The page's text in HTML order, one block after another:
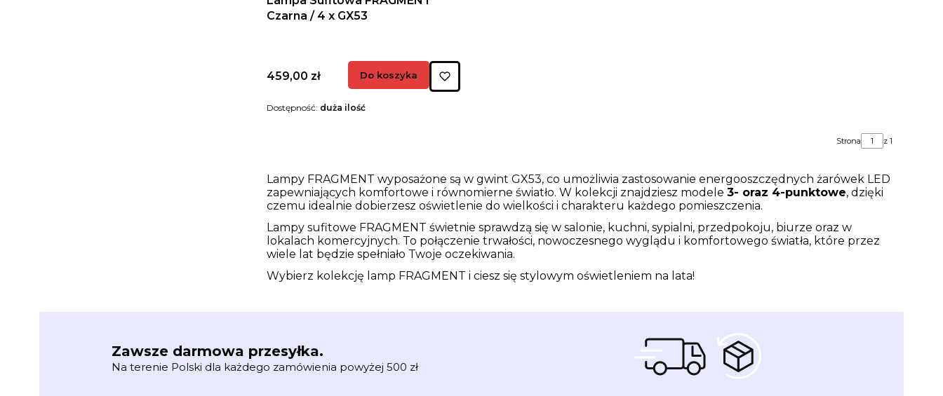
Czarna / 4 x GX53
Cena
459,00 zł Do koszyka
Dostępność: duża ilość
Strona z 1
Lampy FRAGMENT wyposażone są w gwint GX53, co umożliwia zastosowanie energooszczędnych żarówek LED
zapewniających komfortowe i równomierne światło. W kolekcji znajdziesz modele 3- oraz 4-punktowe, dzięki
czemu idealnie dobierzesz oświetlenie do wielkości i charakteru każdego pomieszczenia.
Lampy sufitowe FRAGMENT świetnie sprawdzą się w salonie, kuchni, sypialni, przedpokoju, biurze oraz w
lokalach komercyjnych. To połączenie trwałości, nowoczesnego wyglądu i komfortowego światła, które przez
wiele lat będzie spełniało Twoje oczekiwania.
Wybierz kolekcję lamp FRAGMENT i ciesz się stylowym oświetleniem na lata!
Zawsze darmowa przesyłka.
Na terenie Polski dla każdego zamówienia powyżej 500 zł